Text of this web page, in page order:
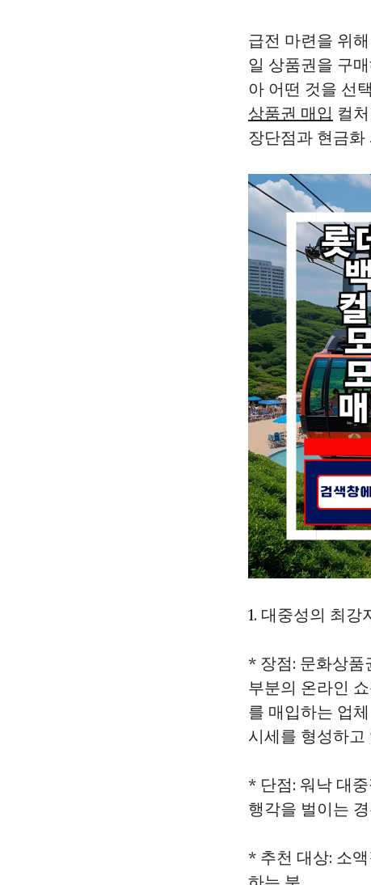
급전 마련을 위
일 상품권을 구
아 어떤 것을 선
상품권 매입 컬
장단점과 현금
1. 대중성의 최강
* 장점: 문화상품
부분의 온라인
를 매입하는 업
시세를 형성하고
* 단점: 워낙 대
행각을 벌이는
* 추천 대상: 소